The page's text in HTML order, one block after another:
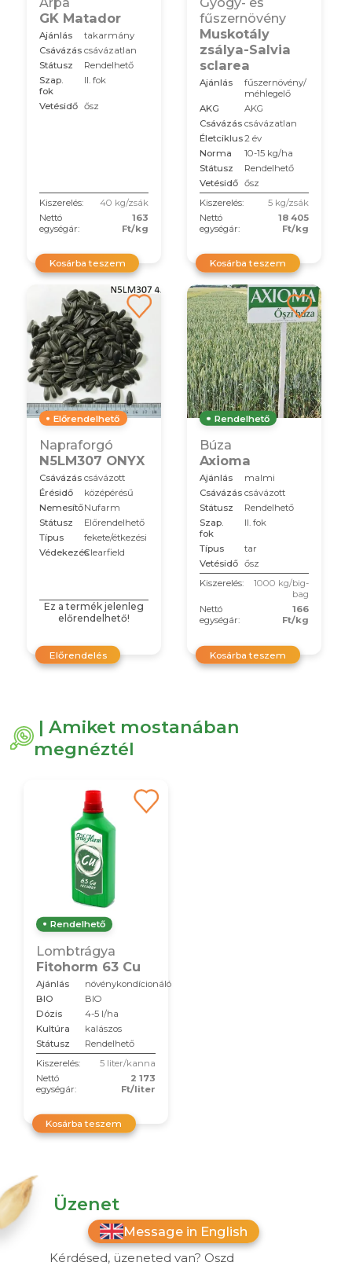
GK Matador
Ajánlás
takarmány
Csávázás csávázatlan
Státusz
Rendelhető
Szap.
fok
II. fok
Vetésidő ősz
Kiszerelés:
40 kg/zsák
Nettó
egységár:
163
Ft/kg
Kosárba teszem
fűszernövény
Muskotály
zsálya-Salvia
sclarea
Ajánlás
fűszernövény/
méhlegelő
AKG
AKG
Csávázás csávázatlan
Életciklus2 év
Norma
10-15 kg/ha
Státusz
Rendelhető
Vetésidő
ősz
Kiszerelés:
5 kg/zsák
Nettó
egységár:
18 405
Ft/kg
Kosárba teszem
Előrendelhető
Napraforgó
N5LM307 ONYX
Csávázás csávázott
Érésidő
középérésű
NemesítőNufarm
Státusz
Előrendelhető
Típus
fekete/étkezési
VédekezésClearfield
Ez a termék jelenleg
előrendelhető!
Előrendelés
Rendelhető
Búza
Axioma
Ajánlás
malmi
Csávázás csávázott
Státusz
Rendelhető
Szap.
fok
II. fok
Típus
tar
Vetésidő
ősz
Kiszerelés:
1000 kg/big-
bag
Nettó
egységár:
166
Ft/kg
Kosárba teszem
| Amiket mostanában
megnéztél
Rendelhető
Lombtrágya
Fitohorm 63 Cu
Ajánlás
növénykondícionáló
BIO
BIO
Dózis
4-5 l/ha
Kultúra
kalászos
Státusz
Rendelhető
Kiszerelés:
5 liter/kanna
Nettó
egységár:
2 173
Ft/liter
Kosárba teszem
Üzenet
Message in English
Kérdésed, üzeneted van? Oszd